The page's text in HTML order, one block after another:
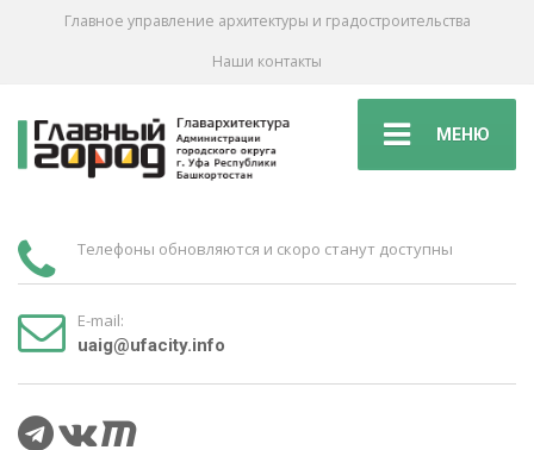
Главное управление архитектуры и градостроительства
Наши контакты
МЕНЮ
Телефоны обновляются и скоро станут доступны
E-mail:
uaig@ufacity.info